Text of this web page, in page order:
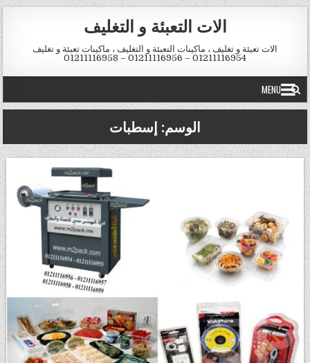
Skip to content
الات التعبئة و التغليف
الات تعبئة و تغليف ، ماكينات التعبئة و التغليف ، ماكينات تعبئة و تغليف
01211116954 – 01211116956 – 01211116958
MENU
الوسم: إسطبات